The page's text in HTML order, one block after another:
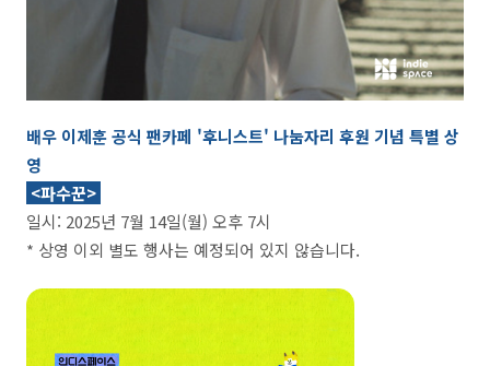
배우 이제훈 공식 팬카페 '후니스트' 나눔자리 후원 기념 특별 상
영
<파수꾼>
일시: 2025년 7월 14일(월) 오후 7시
* 상영 이외 별도 행사는 예정되어 있지 않습니다.